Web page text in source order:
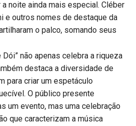
noite ainda mais especial. Cléber
e outros nomes de destaque da
o palco, somando seus
Dói” não apenas celebra a riqueza
destaca a diversidade de
para criar um espetáculo
O público presente
um evento, mas uma celebração
que caracterizam a música